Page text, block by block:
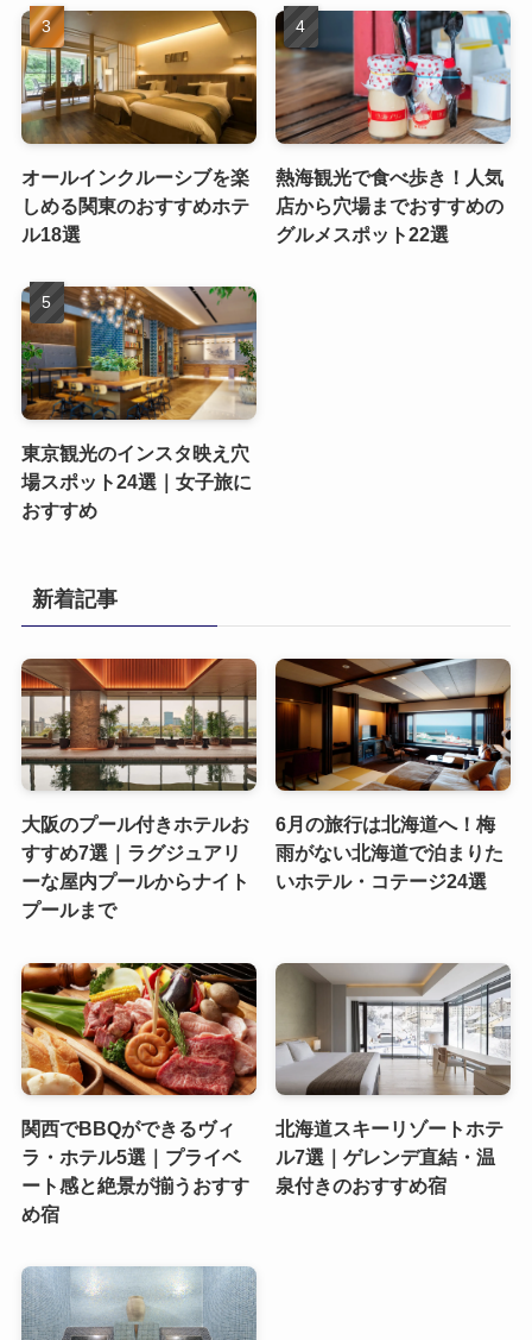
オールインクルーシブを楽
しめる関東のおすすめホテ
ル18選
熱海観光で食べ歩き！人気
店から穴場までおすすめの
グルメスポット22選
東京観光のインスタ映え穴
場スポット24選｜女子旅に
おすすめ
新着記事
大阪のプール付きホテルお
すすめ7選｜ラグジュアリ
ーな屋内プールからナイト
プールまで
6月の旅行は北海道へ！梅
雨がない北海道で泊まりた
いホテル・コテージ24選
関西でBBQができるヴィ
ラ・ホテル5選｜プライベ
ート感と絶景が揃うおすす
め宿
北海道スキーリゾートホテ
ル7選｜ゲレンデ直結・温
泉付きのおすすめ宿